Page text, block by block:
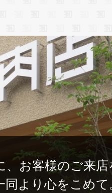
お客様のご来
同より心をこめて